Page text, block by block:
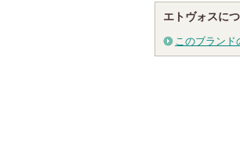
エトヴォスに
このブランド